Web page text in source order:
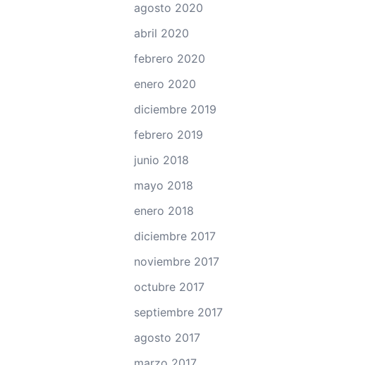
agosto 2020
abril 2020
febrero 2020
enero 2020
diciembre 2019
febrero 2019
junio 2018
mayo 2018
enero 2018
diciembre 2017
noviembre 2017
octubre 2017
septiembre 2017
agosto 2017